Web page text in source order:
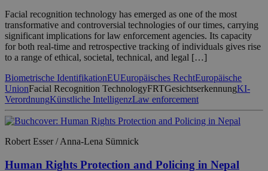
Facial recognition technology has emerged as one of the most
transformative and controversial technologies of our times, carrying
significant implications for law enforcement agencies. Its capacity
for both real-time and retrospective tracking of individuals gives rise
to a range of ethical, societal, technical, and legal […]
Biometrische IdentifikationEUEuropäisches RechtEuropäische
UnionFacial Recognition TechnologyFRTGesichtserkennungKI-
VerordnungKünstliche IntelligenzLaw enforcement
Robert Esser / Anna-Lena Sümnick
Human Rights Protection and Policing in Nepal